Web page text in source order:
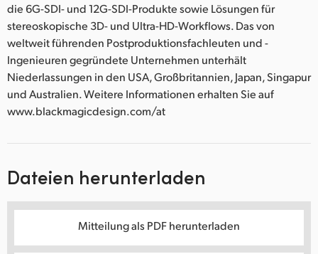
die 6G-SDI- und 12G-SDI-Produkte sowie Lösungen für
stereoskopische 3D- und Ultra-HD-Workflows. Das von
weltweit führenden Postproduktionsfachleuten und -
Ingenieuren gegründete Unternehmen unterhält
Niederlassungen in den USA, Großbritannien, Japan, Singapur
und Australien. Weitere Informationen erhalten Sie auf
www.blackmagicdesign.com/at
Dateien herunterladen
Mitteilung als PDF herunterladen